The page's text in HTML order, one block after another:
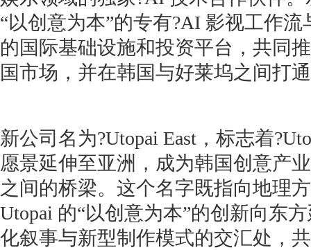
“以创意为本”的专有?AI 影视工作流
的国际基础设施和投资平台，共同
国市场，并在韩国与好莱坞之间打
新公司名为?Utopai East，标志着
愿景延伸至亚洲，成为韩国创意产
之间的桥梁。这个名字既指向地理
Utopai 的“以创意为本”的创新向东
化叙事与新型制作模式的交汇处，